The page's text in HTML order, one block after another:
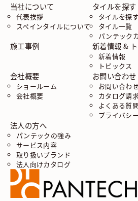
当社について
代表挨拶
スペインタイルについて
タイルを探す
タイルを探す
タイル一覧
パンテック
施工事例 新着情報 &
新着情報
トピックス
会社概要
ショールーム
会社概要
お問い合わせ
お問い合わせ
カタログ請
よくある質問
プライバシ
法人の方へ
パンテックの強み
サービス内容
取り扱いブランド
法人向けカタログ